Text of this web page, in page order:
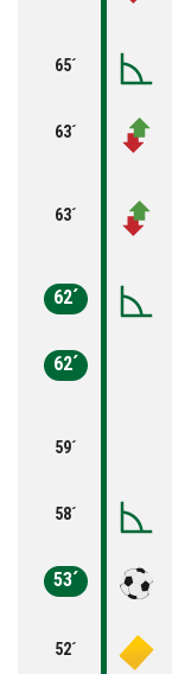
65´
63´
63´
62´
62´
59´
58´
53´
52´